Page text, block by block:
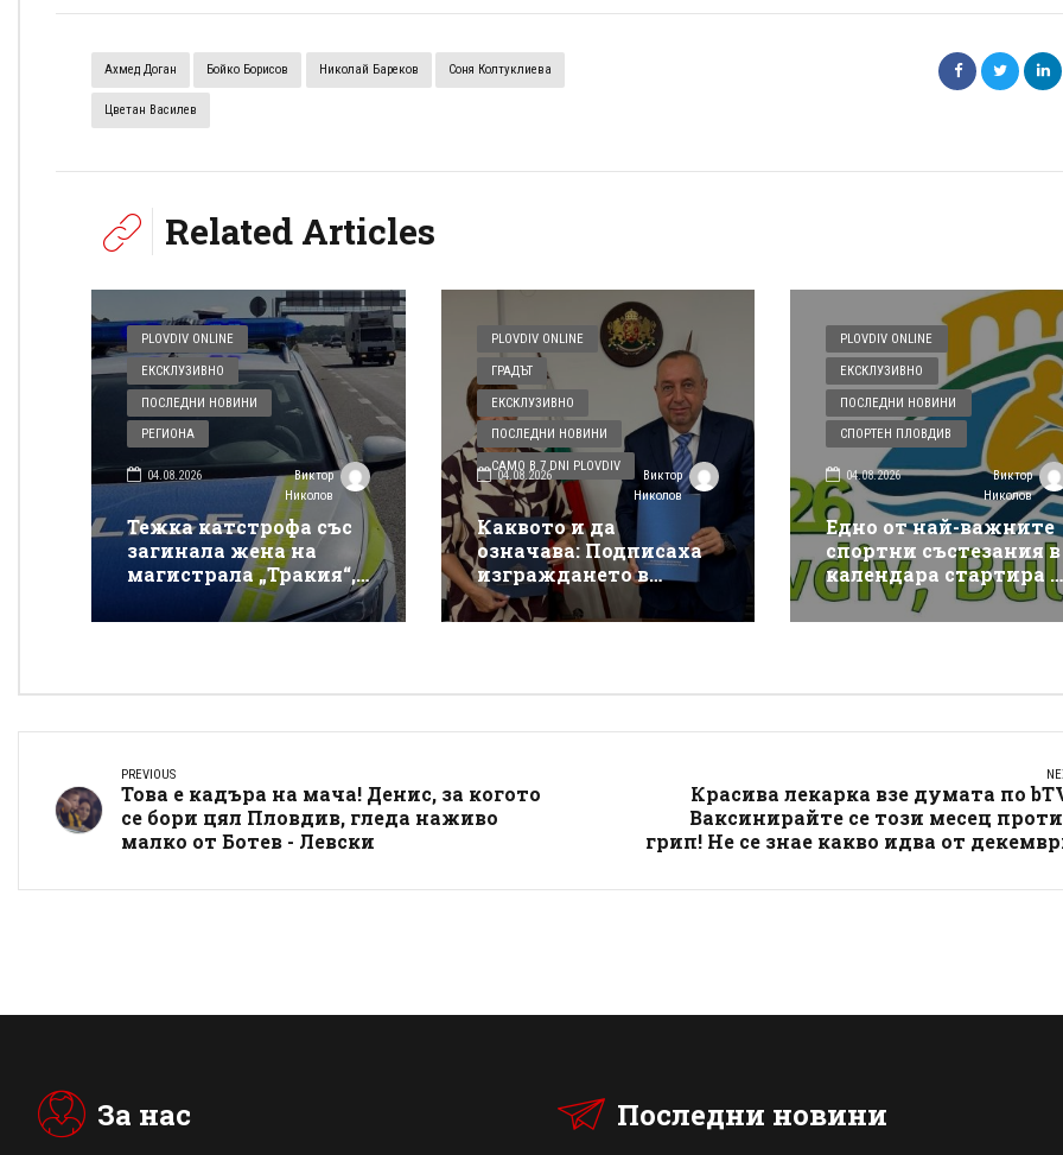
Ахмед Доган Бойко Борисов Николай Бареков Соня Колтуклиева
Цветан Василев
Related Articles
PLOVDIV ONLINE
ЕКСКЛУЗИВНО
ПОСЛЕДНИ НОВИНИ
РЕГИОНА
04.08.2026
Виктор
Николов
Тежка катстрофа със
загинала жена на
магистрала „Тракия“,
няма информация за
другите пострадали
PLOVDIV ONLINE
ГРАДЪТ
ЕКСКЛУЗИВНО
ПОСЛЕДНИ НОВИНИ
САМО В 7 DNI PLOVDIV
04.08.2026
Виктор
Николов
Каквото и да
означава: Подписаха
изграждането в
Пловдив на
космически център за
PLOVDIV ONLINE
ЕКСКЛУЗИВНО
ПОСЛЕДНИ НОВИНИ
СПОРТЕН ПЛОВДИВ
04.08.2026
Виктор
Николов
Едно от най-важните
спортни състезания в
календара стартира в
Пловдив, в петък го
открива член на МОК
PREVIOUS
Това е кадъра на мача! Денис, за когото
се бори цял Пловдив, гледа наживо
малко от Ботев - Левски
Красива лекарка взе думата по
Ваксинирайте се този месец
грип! Не се знае какво идва от
За нас Последни новини